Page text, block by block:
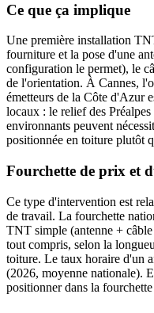
Ce que ça implique
Une première installation
fourniture et la pose d'une
configuration le permet), le
de l'orientation. À Cannes,
émetteurs de la Côte d'Azur
locaux : le relief des
environnants peuvent
positionnée en toiture plutôt
Fourchette de prix et
Ce type d'intervention est
de travail. La fourchette
TNT simple (antenne +
tout compris, selon la
toiture. Le taux horaire d'un
(2026, moyenne nationale).
positionner dans la fourchette